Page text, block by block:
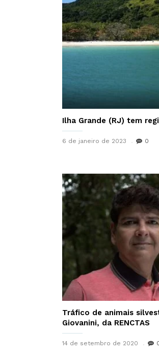
Ilha Grande (RJ) tem
6 de janeiro de 2023 0
Tráfico de animais
Giovanini, da RENCTAS
14 de setembro de 2020